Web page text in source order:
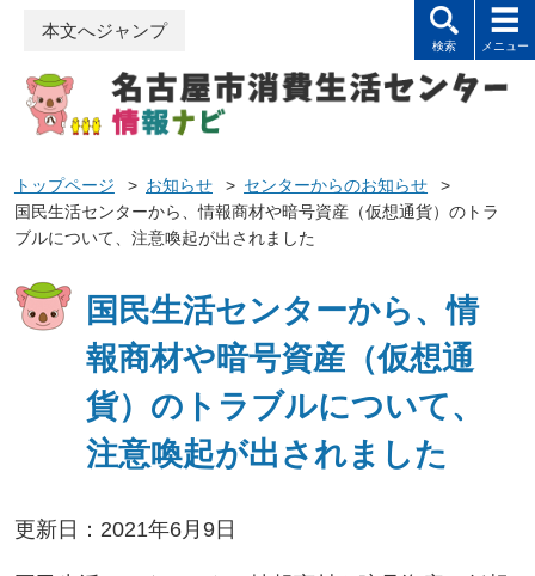
本文へジャンプ
トップページ > お知らせ > センターからのお知らせ
>
国民生活センターから、情報商材や暗号資産（仮想通貨）のトラ
ブルについて、注意喚起が出されました
国民生活センターから、情
報商材や暗号資産（仮想通
貨）のトラブルについて、
注意喚起が出されました
更新日：2021年6月9日